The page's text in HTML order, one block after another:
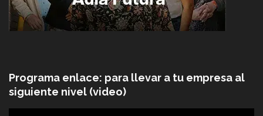
Programa enlace: para llevar a tu empresa al
siguiente nivel (video)